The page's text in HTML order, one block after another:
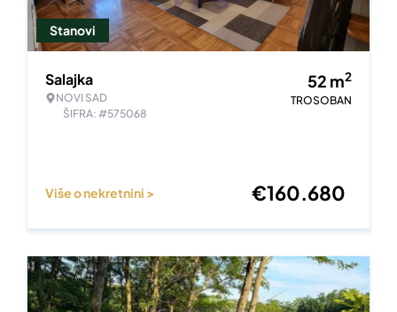
Stanovi
Salajka
NOVI SAD
ŠIFRA: #575068
52 m2
TROSOBAN
Više o nekretnini > €160.680